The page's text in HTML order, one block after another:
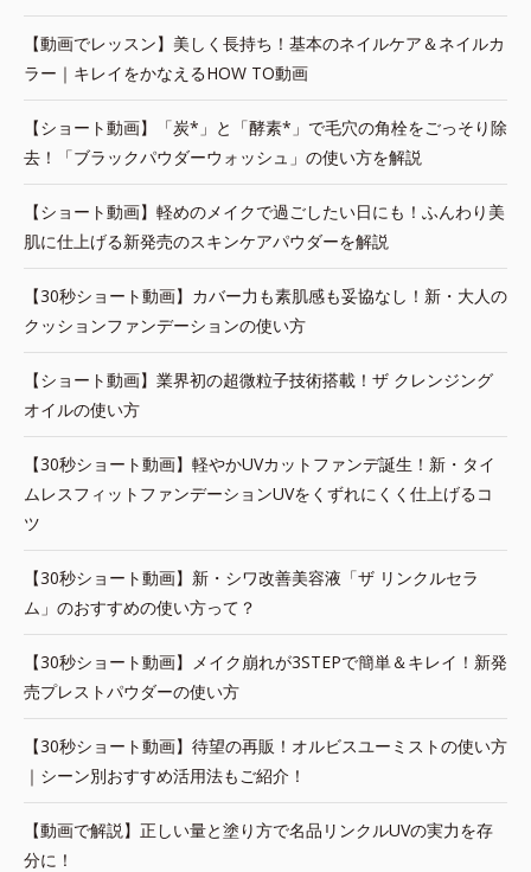
【動画でレッスン】美しく長持ち！基本のネイルケア＆ネイルカ
ラー｜キレイをかなえるHOW TO動画
【ショート動画】「炭*」と「酵素*」で毛穴の角栓をごっそり除
去！「ブラックパウダーウォッシュ」の使い方を解説
【ショート動画】軽めのメイクで過ごしたい日にも！ふんわり美
肌に仕上げる新発売のスキンケアパウダーを解説
【30秒ショート動画】カバー力も素肌感も妥協なし！新・大人の
クッションファンデーションの使い方
【ショート動画】業界初の超微粒子技術搭載！ザ クレンジング
オイルの使い方
【30秒ショート動画】軽やかUVカットファンデ誕生！新・タイ
ムレスフィットファンデーションUVをくずれにくく仕上げるコ
ツ
【30秒ショート動画】新・シワ改善美容液「ザ リンクルセラ
ム」のおすすめの使い方って？
【30秒ショート動画】メイク崩れが3STEPで簡単＆キレイ！新発
売プレストパウダーの使い方
【30秒ショート動画】待望の再販！オルビスユーミストの使い方
｜シーン別おすすめ活用法もご紹介！
【動画で解説】正しい量と塗り方で名品リンクルUVの実力を存
分に！